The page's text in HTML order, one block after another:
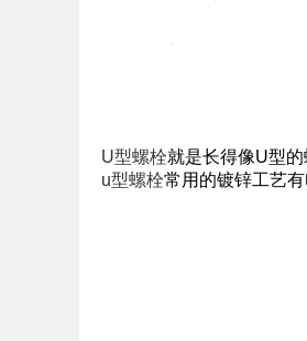
U型螺栓就是长得像U型
u型螺栓常用的镀锌工艺